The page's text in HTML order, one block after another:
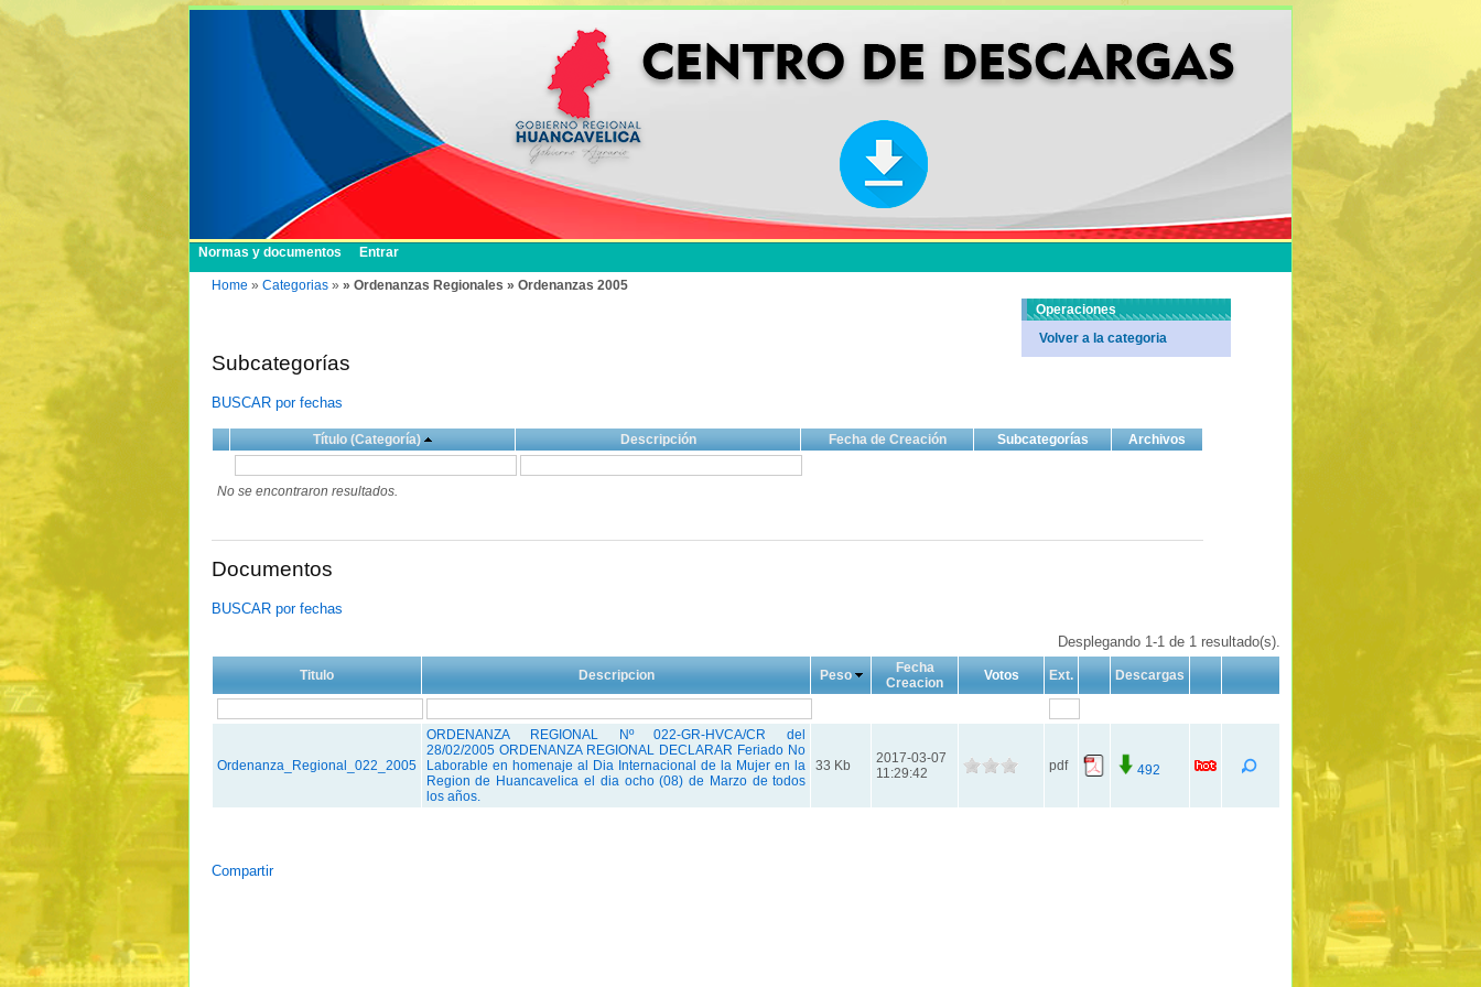
Normas y documentos Entrar
Home » Categorias » » Ordenanzas Regionales » Ordenanzas 2005
Subcategorías
BUSCAR por fechas
Título (Categoría) Descripción Fecha de Creación Subcategorías Archivos
No se encontraron resultados.
Documentos
BUSCAR por fechas
Desplegando 1-1 de 1 resultado(s).
Titulo Descripcion Peso
Fecha
Creacion
Votos Ext. Descargas
Ordenanza_Regional_022_2005
ORDENANZA REGIONAL Nº 022-GR-HVCA/CR del
28/02/2005 ORDENANZA REGIONAL DECLARAR Feriado No
Laborable en homenaje al Dia Internacional de la Mujer en la
Region de Huancavelica el dia ocho (08) de Marzo de todos
los años.
33 Kb
2017-03-07
11:29:42
pdf 492
Compartir
Operaciones
Volver a la categoria